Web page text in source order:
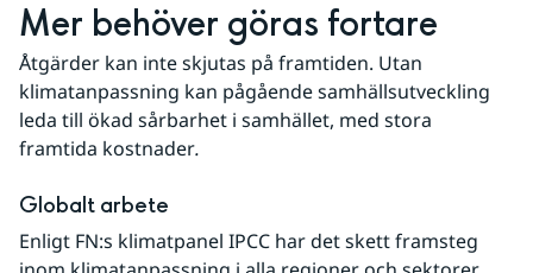
Mer behöver göras fortare
Åtgärder kan inte skjutas på framtiden. Utan
klimatanpassning kan pågående samhällsutveckling
leda till ökad sårbarhet i samhället, med stora
framtida kostnader.
Globalt arbete
Enligt FN:s klimatpanel IPCC har det skett framsteg